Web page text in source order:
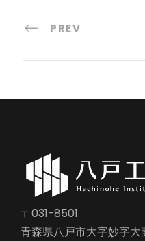
PREV
〒031-8501
青森県八戸市大字妙字大